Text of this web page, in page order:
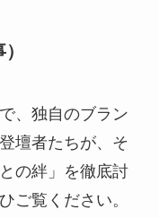
、独自のブラン
壇者たちが、そ
の絆」を徹底討
ご覧ください。